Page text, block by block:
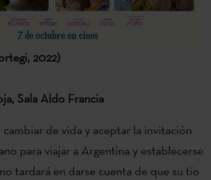
2022)
Sala Aldo Francia
de vida y aceptar la invitación
para viajar a Argentina y establecerse
tardará en darse cuenta de que su tío